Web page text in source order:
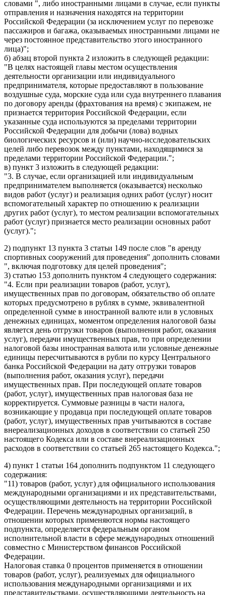
словами ", либо иностранными лицами в случае, если пункты
отправления и назначения находятся на территории
Российской Федерации (за исключением услуг по перевозке
пассажиров и багажа, оказываемых иностранными лицами не
через постоянное представительство этого иностранного
лица)";
б) абзац второй пункта 2 изложить в следующей редакции:
"В целях настоящей главы местом осуществления
деятельности организации или индивидуального
предпринимателя, которые предоставляют в пользование
воздушные суда, морские суда или суда внутреннего плавания
по договору аренды (фрахтования на время) с экипажем, не
признается территория Российской Федерации, если
указанные суда используются за пределами территории
Российской Федерации для добычи (лова) водных
биологических ресурсов и (или) научно-исследовательских
целей либо перевозок между пунктами, находящимися за
пределами территории Российской Федерации.";
в) пункт 3 изложить в следующей редакции:
"3. В случае, если организацией или индивидуальным
предпринимателем выполняется (оказывается) несколько
видов работ (услуг) и реализация одних работ (услуг) носит
вспомогательный характер по отношению к реализации
других работ (услуг), то местом реализации вспомогательных
работ (услуг) признается место реализации основных работ
(услуг).";
2) подпункт 13 пункта 3 статьи 149 после слов "в аренду
спортивных сооружений для проведения" дополнить словами
", включая подготовку для целей проведения";
3) статью 153 дополнить пунктом 4 следующего содержания:
"4. Если при реализации товаров (работ, услуг),
имущественных прав по договорам, обязательство об оплате
которых предусмотрено в рублях в сумме, эквивалентной
определенной сумме в иностранной валюте или в условных
денежных единицах, моментом определения налоговой базы
является день отгрузки товаров (выполнения работ, оказания
услуг), передачи имущественных прав, то при определении
налоговой базы иностранная валюта или условные денежные
единицы пересчитываются в рубли по курсу Центрального
банка Российской Федерации на дату отгрузки товаров
(выполнения работ, оказания услуг), передачи
имущественных прав. При последующей оплате товаров
(работ, услуг), имущественных прав налоговая база не
корректируется. Суммовые разницы в части налога,
возникающие у продавца при последующей оплате товаров
(работ, услуг), имущественных прав учитываются в составе
внереализационных доходов в соответствии со статьей 250
настоящего Кодекса или в составе внереализационных
расходов в соответствии со статьей 265 настоящего Кодекса.";
4) пункт 1 статьи 164 дополнить подпунктом 11 следующего
содержания:
"11) товаров (работ, услуг) для официального использования
международными организациями и их представительствами,
осуществляющими деятельность на территории Российской
Федерации. Перечень международных организаций, в
отношении которых применяются нормы настоящего
подпункта, определяется федеральным органом
исполнительной власти в сфере международных отношений
совместно с Министерством финансов Российской
Федерации.
Налоговая ставка 0 процентов применяется в отношении
товаров (работ, услуг), реализуемых для официального
использования международными организациями и их
представительствами, осуществляющими деятельность на